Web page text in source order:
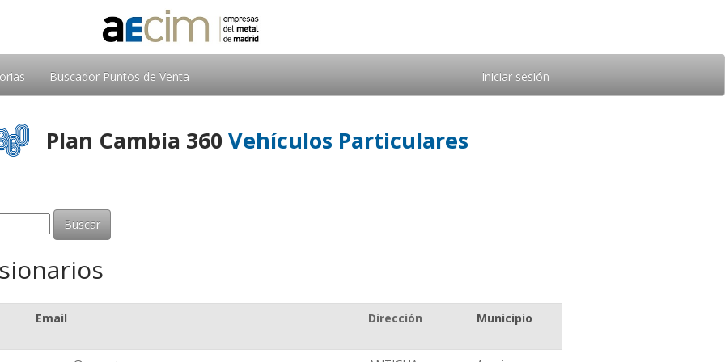
Buscador Puntos de Venta Iniciar sesión
Plan Cambia 360Vehículos Particulares
Email Dirección Municipio